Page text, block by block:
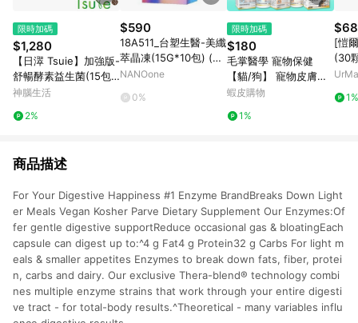
限時加碼
$1,280
【日濢 Tsuie】加強版-
舒暢酵素益生菌(15包/
盒)x4 幫助排便順暢 山
菌株
神腦生活
2%
$590
18A511_台塑生醫-美纖
萃晶凍(15G*10包) (直
播介紹片段2:10:00~2:
NANOone
0%
限時加碼
$180
毛掌醫學 寵物保健
【貓/狗】 寵物皮膚敏
感 腸胃益生菌 寵物氣
心臟保養 魚油
蝦皮購物
1%
[愷
(30
組
1%
商品描述
For Your Digestive Happiness #1 Enzyme BrandBreaks Down Light
er Meals Vegan Kosher Parve Dietary Supplement Our Enzymes:Of
fer gentle digestive supportReduce occasional gas & bloatingEach
capsule can digest up to:^4 g Fat4 g Protein32 g Carbs For light m
eals & smaller appetites Enzymes to break down fats, fiber, protei
n, carbs and dairy. Our exclusive Thera-blend® technology combi
nes multiple enzyme strains that work through your entire digesti
ve tract - for total-body results.^Theoretical - many variables influ